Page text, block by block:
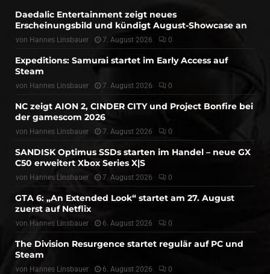
Daedalic Entertainment zeigt neues
Erscheinungsbild und kündigt August-Showcase an
von Hannes Linsbauer 7. August 2026 0
Expeditions: Samurai startet im Early Access auf
Steam
von Hannes Linsbauer 7. August 2026 0
NC zeigt AION 2, CINDER CITY und Project Bonfire bei
der gamescom 2026
von Hannes Linsbauer 7. August 2026 0
SANDISK Optimus SSDs starten im Handel – neue GX
C50 erweitert Xbox Series X|S
von Hannes Linsbauer 7. August 2026 0
GTA 6: „An Extended Look“ startet am 27. August
zuerst auf Netflix
von Hannes Linsbauer 6. August 2026 0
The Division Resurgence startet regulär auf PC und
Steam
von Hannes Linsbauer 6. August 2026 0